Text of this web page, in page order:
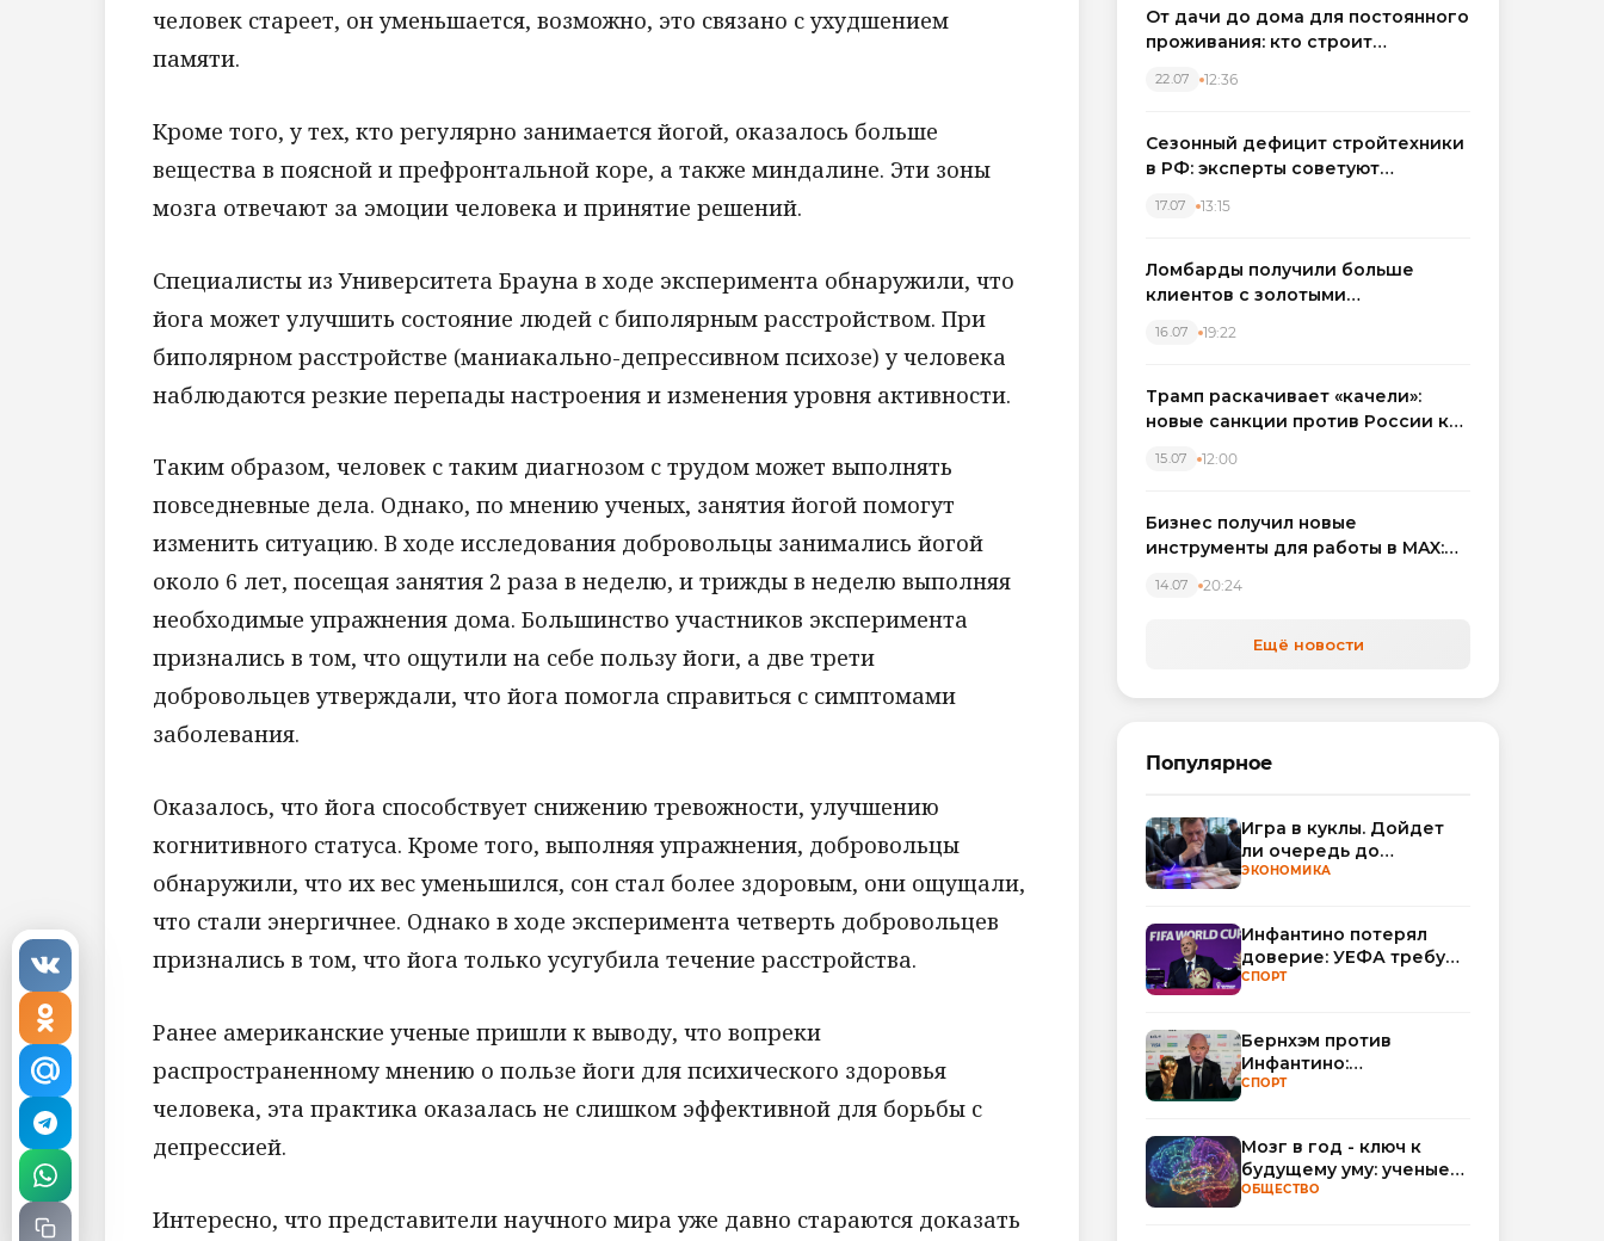
человек стареет, он уменьшается, возможно, это связано с ухудшением
памяти.
Кроме того, у тех, кто регулярно занимается йогой, оказалось больше
вещества в поясной и префронтальной коре, а также миндалине. Эти зоны
мозга отвечают за эмоции человека и принятие решений.
Специалисты из Университета Брауна в ходе эксперимента обнаружили, что
йога может улучшить состояние людей с биполярным расстройством. При
биполярном расстройстве (маниакально-депрессивном психозе) у человека
наблюдаются резкие перепады настроения и изменения уровня активности.
Таким образом, человек с таким диагнозом с трудом может выполнять
повседневные дела. Однако, по мнению ученых, занятия йогой помогут
изменить ситуацию. В ходе исследования добровольцы занимались йогой
около 6 лет, посещая занятия 2 раза в неделю, и трижды в неделю выполняя
необходимые упражнения дома. Большинство участников эксперимента
признались в том, что ощутили на себе пользу йоги, а две трети
добровольцев утверждали, что йога помогла справиться с симптомами
заболевания.
Оказалось, что йога способствует снижению тревожности, улучшению
когнитивного статуса. Кроме того, выполняя упражнения, добровольцы
обнаружили, что их вес уменьшился, сон стал более здоровым, они ощущали,
что стали энергичнее. Однако в ходе эксперимента четверть добровольцев
признались в том, что йога только усугубила течение расстройства.
Ранее американские ученые пришли к выводу, что вопреки
распространенному мнению о пользе йоги для психического здоровья
человека, эта практика оказалась не слишком эффективной для борьбы с
депрессией.
Интересно, что представители научного мира уже давно стараются доказать
От дачи до дома для постоянного
проживания: кто строит
Западном регионе
22.07 12:36
Сезонный дефицит стройтехники
в РФ: эксперты советуют
17.07 13:15
Ломбарды получили больше
клиентов с золотыми
вырос на фоне подорожания
16.07 19:22
Трамп раскачивает «качели»:
новые санкции против России как
15.07 12:00
Бизнес получил новые
инструменты для работы в MAX:
автоматизируют обработку
14.07 20:24
Ещё новости
Популярное
Игра в куклы. Дойдет
ли очередь до
Миллера?
ЭКОНОМИКА
Инфантино потерял
доверие: УЕФА требует
смены руководства
СПОРТ
Бернхэм против
Инфантино:
политический кризис в
СПОРТ
Мозг в год - ключ к
будущему уму: ученые
научились
ОБЩЕСТВО